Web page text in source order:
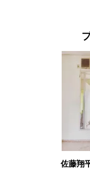
佐藤翔